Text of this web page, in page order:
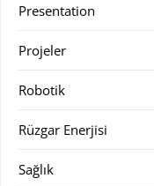
Presentation
Projeler
Robotik
Rüzgar Enerjisi
Sağlık